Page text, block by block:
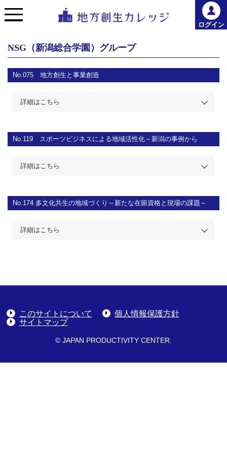
ログイン
NSG（新潟総合学園）グループ
No.075 地方創生と事業創造
詳細はこちら
No.119 スポーツビジネスによる地域活性化～新潟の事例から
詳細はこちら
No.174 多文化共生の地域づくり～新たな在留資格と現場の課題～
詳細はこちら
このサイトについて
個人情報保護方針
サイトマップ
© JAPAN PRODUCTIVITY CENTER.